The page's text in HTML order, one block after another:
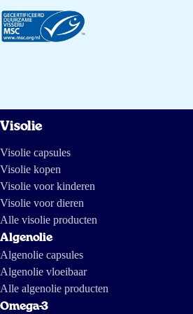
Visolie
Visolie capsules
Visolie kopen
Visolie voor kinderen
Visolie voor dieren
Alle visolie producten
Algenolie
Algenolie capsules
Algenolie vloeibaar
Alle algenolie producten
Omega-3